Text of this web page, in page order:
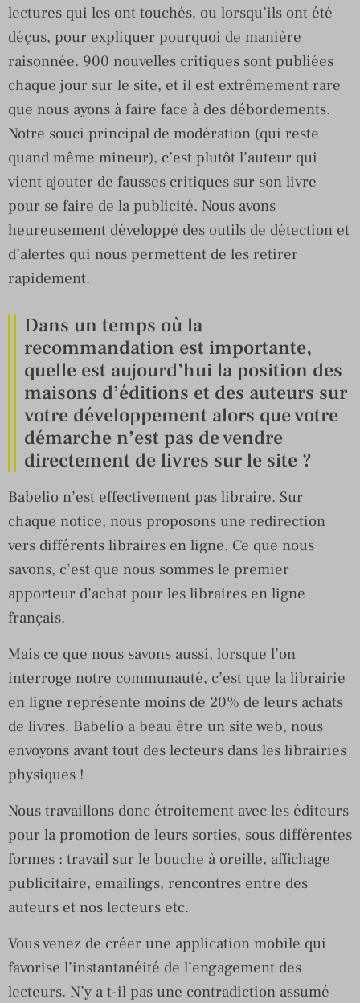
lectures qui les ont touchés, ou lorsqu’ils ont été
déçus, pour expliquer pourquoi de manière
raisonnée. 900 nouvelles critiques sont publiées
chaque jour sur le site, et il est extrêmement rare
que nous ayons à faire face à des débordements.
Notre souci principal de modération (qui reste
quand même mineur), c’est plutôt l’auteur qui
vient ajouter de fausses critiques sur son livre
pour se faire de la publicité. Nous avons
heureusement développé des outils de détection et
d’alertes qui nous permettent de les retirer
rapidement.
Dans un temps où la
recommandation est importante,
quelle est aujourd’hui la position des
maisons d’éditions et des auteurs sur
votre développement alors que votre
démarche n’est pas de vendre
directement de livres sur le site ?
Babelio n’est effectivement pas libraire. Sur
chaque notice, nous proposons une redirection
vers différents libraires en ligne. Ce que nous
savons, c’est que nous sommes le premier
apporteur d’achat pour les libraires en ligne
français.
Mais ce que nous savons aussi, lorsque l’on
interroge notre communauté, c’est que la librairie
en ligne représente moins de 20% de leurs achats
de livres. Babelio a beau être un site web, nous
envoyons avant tout des lecteurs dans les librairies
physiques !
Nous travaillons donc étroitement avec les éditeurs
pour la promotion de leurs sorties, sous différentes
formes : travail sur le bouche à oreille, affichage
publicitaire, emailings, rencontres entre des
auteurs et nos lecteurs etc.
Vous venez de créer une application mobile qui
favorise l’instantanéité de l’engagement des
lecteurs. N’y a t-il pas une contradiction assumé